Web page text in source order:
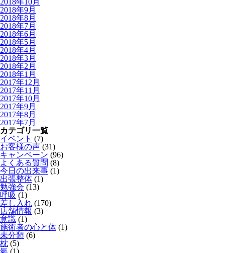
2018年10月
2018年9月
2018年8月
2018年7月
2018年6月
2018年5月
2018年4月
2018年3月
2018年2月
2018年1月
2017年12月
2017年11月
2017年10月
2017年9月
2017年8月
2017年7月
カテゴリ一覧
イベント (7)
お客様の声 (31)
キャンペーン (96)
よくある質問 (8)
今日の出来事 (1)
出張整体 (1)
勉強会 (13)
呼吸 (1)
差し入れ (170)
店舗情報 (3)
意識 (1)
施術者の心と体 (1)
未分類 (6)
枕 (5)
氣 (1)